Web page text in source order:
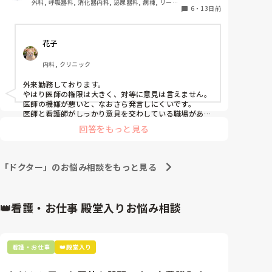
最近は、医師・看護師・リハビリ・薬剤師など、多職
療」が重視されている印象がありますが、実際の現場
ではどうなのでしょうか？
皆さんの職場では、
* 医師と看護師は対等に意見を言い合える雰囲気です
か？
* それとも、まだまだ医師の権限が強いと感じます
ぜひ皆さんの職場の状況を教えていただけると嬉しい
外科, 呼吸器科, 消化器内科, 泌尿器科, 病棟, リーダ
6・ 13日前
花子
内科, クリニック
外来勤務しております。
やはり医師の権限は大きく、対等に意見は言えません。
医師の機嫌が悪いと、なおさら発言しにくいです。
医師と看護師がしっかり意見を交わしている職場がある
と聞きますが、そんなふうに話し合える環境は、素直に
すごいなと思います。回答をもっと見る
「ドクター」のお悩み相談をもっと見る
👑看護・お仕事 殿堂入りお悩み相談
看護・お仕事 👑殿堂入り